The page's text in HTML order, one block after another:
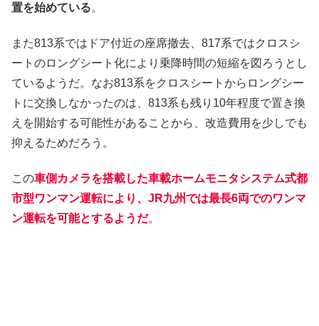
置を始めている。
また813系ではドア付近の座席撤去、817系ではクロスシ
ートのロングシート化により乗降時間の短縮を図ろうとし
ているようだ。なお813系をクロスシートからロングシー
トに交換しなかったのは、813系も残り10年程度で置き換
えを開始する可能性があることから、改造費用を少しでも
抑えるためだろう。
この車側カメラを搭載した車載ホームモニタシステム式都
市型ワンマン運転により、JR九州では最長6両でのワンマ
ン運転を可能とするようだ。